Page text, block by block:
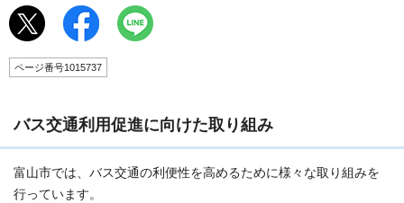
ページ番号1015737
バス交通利用促進に向けた取り組み
富山市では、バス交通の利便性を高めるために様々な取り組みを
行っています。